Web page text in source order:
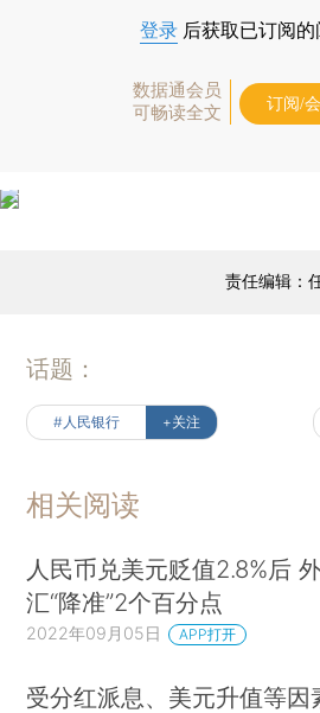
登录 后获取已订阅
数据通会员
可畅读全文
订阅/
责任编辑：
话题：
#人民银行 +关注
相关阅读
人民币兑美元贬值2.8%后
汇“降准”2个百分点
2022年09月05日 APP打开
受分红派息、美元升值等因